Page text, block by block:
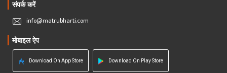
संपर्क करें
info@matrubharti.com
मोबाइल ऐप
Download On App Store Download On Play Store